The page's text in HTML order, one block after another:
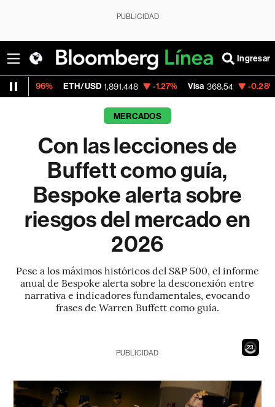
PUBLICIDAD
Ingresar
ETH/USD 1,891.448 -1.27% Visa 368.54 -0.28%
MERCADOS
Con las lecciones de
Buffett como guía,
Bespoke alerta sobre
riesgos del mercado en
2026
Pese a los máximos históricos del S&P 500, el informe
anual de Bespoke alerta sobre la desconexión entre
narrativa e indicadores fundamentales, evocando
frases de Warren Buffett como guía.
21
PUBLICIDAD